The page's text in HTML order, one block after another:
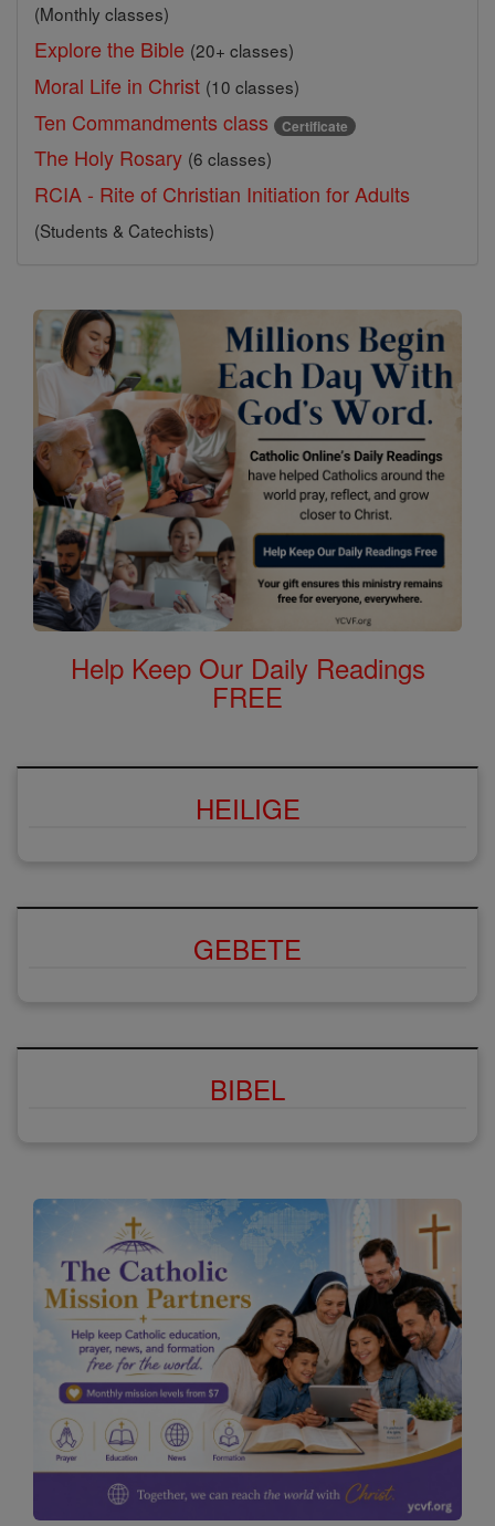
(Monthly classes)
Explore the Bible (20+ classes)
Moral Life in Christ (10 classes)
Ten Commandments class Certificate
The Holy Rosary (6 classes)
RCIA - Rite of Christian Initiation for Adults
(Students & Catechists)
Help Keep Our Daily Readings
FREE
HEILIGE
GEBETE
BIBEL